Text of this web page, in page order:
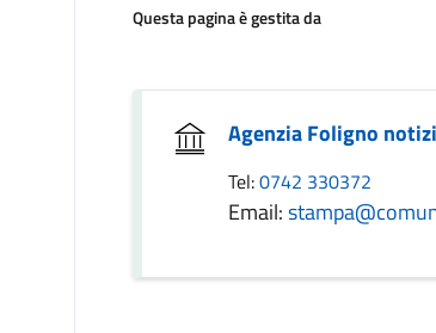
Questa pagina è gestita da
Agenzia Foligno
Tel:0742 330372
Email: